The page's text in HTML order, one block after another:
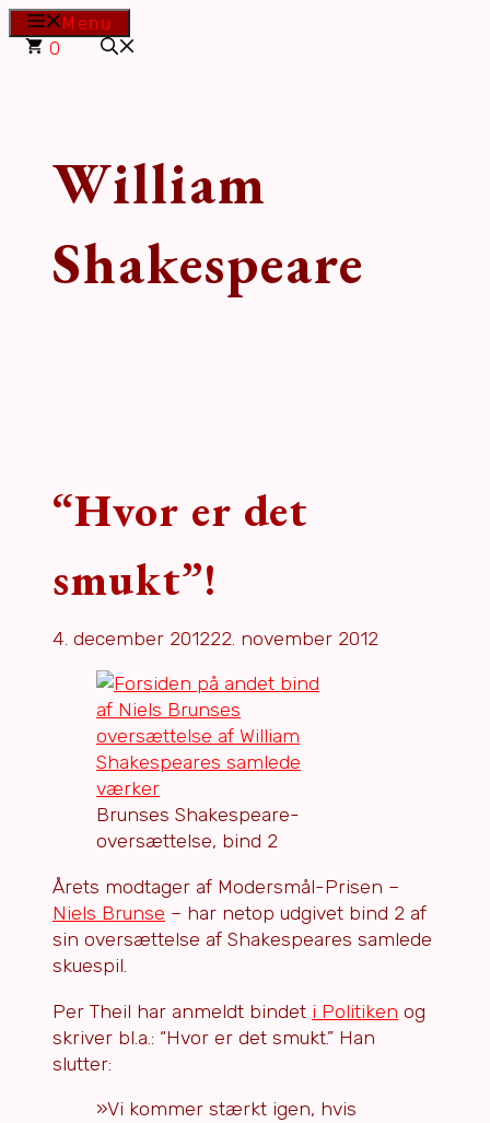
Hop
Menu
0
William
Shakespeare
“Hvor er det
smukt”!
4. december 201222. november 2012
Brunses Shakespeare-
oversættelse, bind 2
Årets modtager af Modersmål-Prisen –
Niels Brunse – har netop udgivet bind 2 af
sin oversættelse af Shakespeares samlede
skuespil.
Per Theil har anmeldt bindet i Politiken og
skriver bl.a.: “Hvor er det smukt.” Han
slutter:
»Vi kommer stærkt igen, hvis